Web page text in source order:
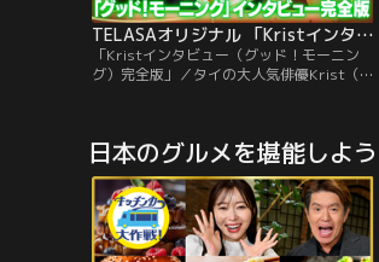
TELASAオリジナル 「Kristインタビュー（グッド！モーニング）完全版」
「Kristインタビュー（グッド！モーニン
グ）完全版」／タイの大人気俳優Krist（ク
シャルインタビューが実現！さらにテレビ
朝日を散策する様子にも密着！
日本のグルメを堪能しよう